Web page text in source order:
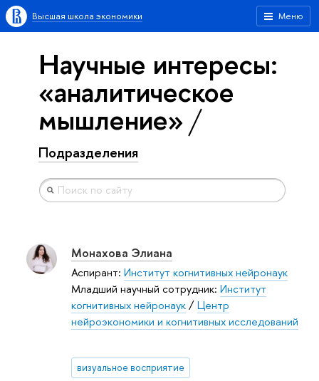
Меню
Высшая школа экономики
Научные интересы:
«аналитическое
мышление»
Подразделения
Монахова Элиана
Аспирант: Институт когнитивных нейронаук
Младший научный сотрудник: Институт
когнитивных нейронаук/Центр
нейроэкономики и когнитивных исследований
визуальное восприятие